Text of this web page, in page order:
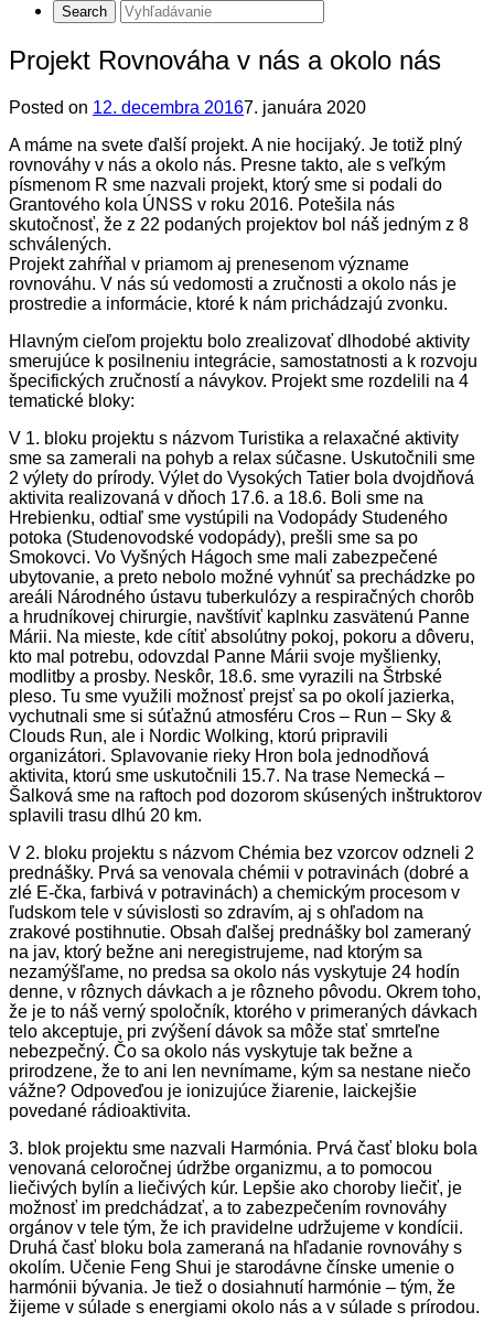
Projekt Rovnováha v nás a okolo nás
Posted on 12. decembra 20167. januára 2020
A máme na svete ďalší projekt. A nie hocijaký. Je totiž plný
rovnováhy v nás a okolo nás. Presne takto, ale s veľkým
písmenom R sme nazvali projekt, ktorý sme si podali do
Grantového kola ÚNSS v roku 2016. Potešila nás
skutočnosť, že z 22 podaných projektov bol náš jedným z 8
schválených.
Projekt zahŕňal v priamom aj prenesenom význame
rovnováhu. V nás sú vedomosti a zručnosti a okolo nás je
prostredie a informácie, ktoré k nám prichádzajú zvonku.
Hlavným cieľom projektu bolo zrealizovať dlhodobé aktivity
smerujúce k posilneniu integrácie, samostatnosti a k rozvoju
špecifických zručností a návykov. Projekt sme rozdelili na 4
tematické bloky:
V 1. bloku projektu s názvom Turistika a relaxačné aktivity
sme sa zamerali na pohyb a relax súčasne. Uskutočnili sme
2 výlety do prírody. Výlet do Vysokých Tatier bola dvojdňová
aktivita realizovaná v dňoch 17.6. a 18.6. Boli sme na
Hrebienku, odtiaľ sme vystúpili na Vodopády Studeného
potoka (Studenovodské vodopády), prešli sme sa po
Smokovci. Vo Vyšných Hágoch sme mali zabezpečené
ubytovanie, a preto nebolo možné vyhnúť sa prechádzke po
areáli Národného ústavu tuberkulózy a respiračných chorôb
a hrudníkovej chirurgie, navštíviť kaplnku zasvätenú Panne
Márii. Na mieste, kde cítiť absolútny pokoj, pokoru a dôveru,
kto mal potrebu, odovzdal Panne Márii svoje myšlienky,
modlitby a prosby. Neskôr, 18.6. sme vyrazili na Štrbské
pleso. Tu sme využili možnosť prejsť sa po okolí jazierka,
vychutnali sme si súťažnú atmosféru Cros – Run – Sky &
Clouds Run, ale i Nordic Wolking, ktorú pripravili
organizátori. Splavovanie rieky Hron bola jednodňová
aktivita, ktorú sme uskutočnili 15.7. Na trase Nemecká –
Šalková sme na raftoch pod dozorom skúsených inštruktorov
splavili trasu dlhú 20 km.
V 2. bloku projektu s názvom Chémia bez vzorcov odzneli 2
prednášky. Prvá sa venovala chémii v potravinách (dobré a
zlé E-čka, farbivá v potravinách) a chemickým procesom v
ľudskom tele v súvislosti so zdravím, aj s ohľadom na
zrakové postihnutie. Obsah ďalšej prednášky bol zameraný
na jav, ktorý bežne ani neregistrujeme, nad ktorým sa
nezamýšľame, no predsa sa okolo nás vyskytuje 24 hodín
denne, v rôznych dávkach a je rôzneho pôvodu. Okrem toho,
že je to náš verný spoločník, ktorého v primeraných dávkach
telo akceptuje, pri zvýšení dávok sa môže stať smrteľne
nebezpečný. Čo sa okolo nás vyskytuje tak bežne a
prirodzene, že to ani len nevnímame, kým sa nestane niečo
vážne? Odpoveďou je ionizujúce žiarenie, laickejšie
povedané rádioaktivita.
3. blok projektu sme nazvali Harmónia. Prvá časť bloku bola
venovaná celoročnej údržbe organizmu, a to pomocou
liečivých bylín a liečivých kúr. Lepšie ako choroby liečiť, je
možnosť im predchádzať, a to zabezpečením rovnováhy
orgánov v tele tým, že ich pravidelne udržujeme v kondícii.
Druhá časť bloku bola zameraná na hľadanie rovnováhy s
okolím. Učenie Feng Shui je starodávne čínske umenie o
harmónii bývania. Je tiež o dosiahnutí harmónie – tým, že
žijeme v súlade s energiami okolo nás a v súlade s prírodou.